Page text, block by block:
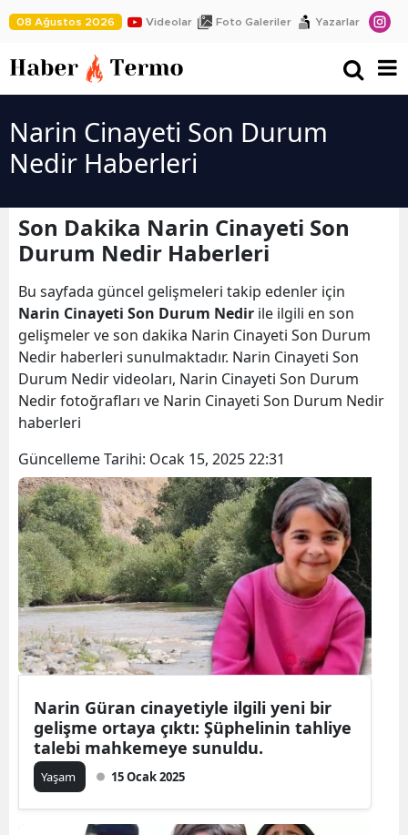
08 Ağustos 2026 Videolar Foto Galeriler Yazarlar
Narin Cinayeti Son Durum
Nedir Haberleri
Son Dakika Narin Cinayeti Son
Durum Nedir Haberleri
Bu sayfada güncel gelişmeleri takip edenler için
Narin Cinayeti Son Durum Nedir ile ilgili en son
gelişmeler ve son dakika Narin Cinayeti Son Durum
Nedir haberleri sunulmaktadır. Narin Cinayeti Son
Durum Nedir videoları, Narin Cinayeti Son Durum
Nedir fotoğrafları ve Narin Cinayeti Son Durum Nedir
haberleri
Güncelleme Tarihi: Ocak 15, 2025 22:31
Narin Güran cinayetiyle ilgili yeni bir
gelişme ortaya çıktı: Şüphelinin tahliye
talebi mahkemeye sunuldu.
Yaşam 15 Ocak 2025